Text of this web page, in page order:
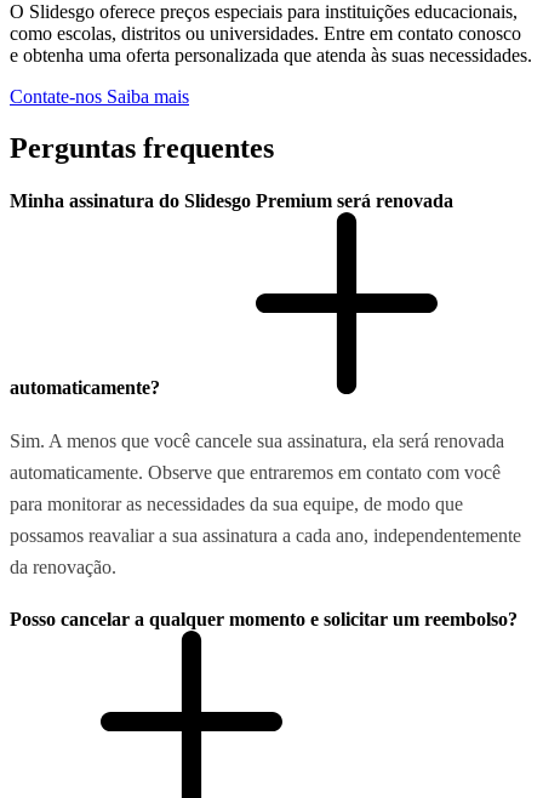
O Slidesgo oferece preços especiais para instituições educacionais,
como escolas, distritos ou universidades. Entre em contato conosco
e obtenha uma oferta personalizada que atenda às suas necessidades.
Contate-nos Saiba mais
Perguntas frequentes
Minha assinatura do Slidesgo Premium será renovada
automaticamente?
Sim. A menos que você cancele sua assinatura, ela será renovada
automaticamente. Observe que entraremos em contato com você
para monitorar as necessidades da sua equipe, de modo que
possamos reavaliar a sua assinatura a cada ano, independentemente
da renovação.
Posso cancelar a qualquer momento e solicitar um reembolso?